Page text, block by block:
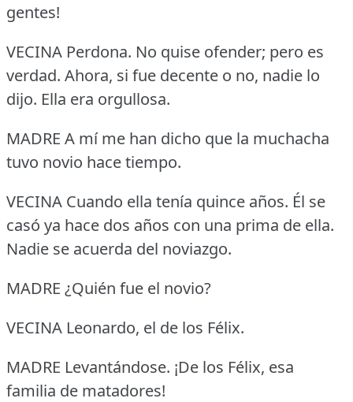
gentes!
VECINA Perdona. No quise ofender; pero es
verdad. Ahora, si fue decente o no, nadie lo
dijo. Ella era orgullosa.
MADRE A mí me han dicho que la muchacha
tuvo novio hace tiempo.
VECINA Cuando ella tenía quince años. Él se
casó ya hace dos años con una prima de ella.
Nadie se acuerda del noviazgo.
MADRE ¿Quién fue el novio?
VECINA Leonardo, el de los Félix.
MADRE Levantándose. ¡De los Félix, esa
familia de matadores!